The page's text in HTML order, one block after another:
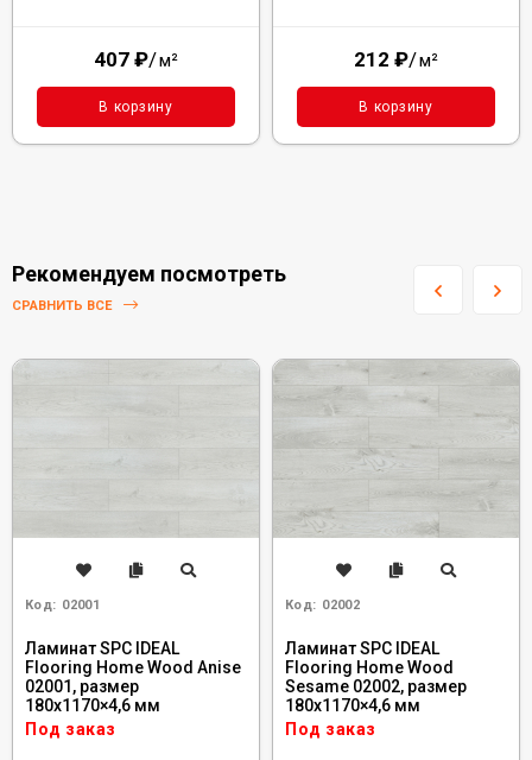
407 ₽/м²
В корзину
212 ₽/м²
В корзину
Рекомендуем посмотреть
СРАВНИТЬ ВСЕ
Код: 02001
Ламинат SPC IDEAL
Flooring Home Wood Anise
02001, размер
180x1170×4,6 мм
Под заказ
Код: 02002
Ламинат SPC IDEAL
Flooring Home Wood
Sesame 02002, размер
180x1170×4,6 мм
Под заказ